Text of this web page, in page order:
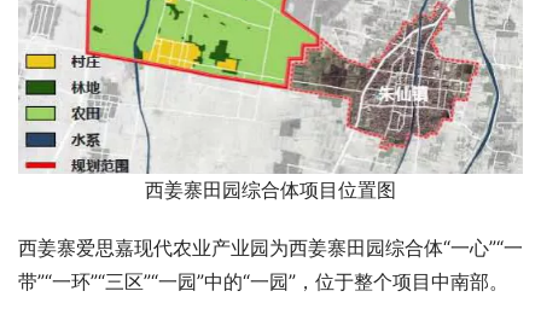
西姜寨田园综合体项目位置图
西姜寨爱思嘉现代农业产业园为西姜寨田园综合体“一心”“一
带”“一环”“三区”“一园”中的“一园”，位于整个项目中南部。